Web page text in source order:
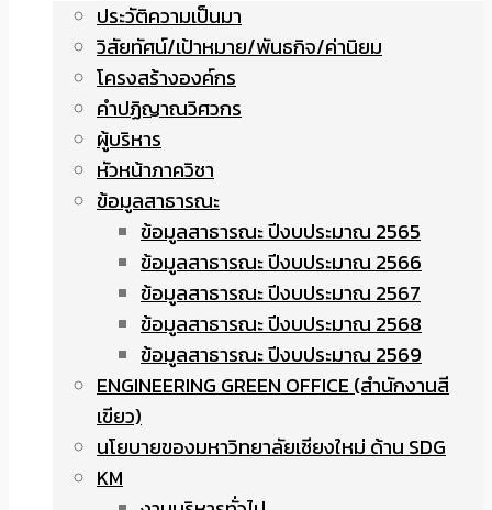
ประวัติความเป็นมา
วิสัยทัศน์/เป้าหมาย/พันธกิจ/ค่านิยม
โครงสร้างองค์กร
คำปฏิญาณวิศวกร
ผู้บริหาร
หัวหน้าภาควิชา
ข้อมูลสาธารณะ
ข้อมูลสาธารณะ ปีงบประมาณ 2565
ข้อมูลสาธารณะ ปีงบประมาณ 2566
ข้อมูลสาธารณะ ปีงบประมาณ 2567
ข้อมูลสาธารณะ ปีงบประมาณ 2568
ข้อมูลสาธารณะ ปีงบประมาณ 2569
ENGINEERING GREEN OFFICE (สำนักงานสี
เขียว)
นโยบายของมหาวิทยาลัยเชียงใหม่ ด้าน SDG
KM